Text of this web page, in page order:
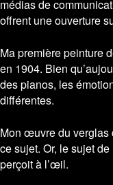
médias de
offrent une ouverture
Ma première peinture
en 1904. Bien
des pianos, les
différentes.
Mon œuvre du verglas
ce sujet. Or, le sujet de
perçoit à l’œil.